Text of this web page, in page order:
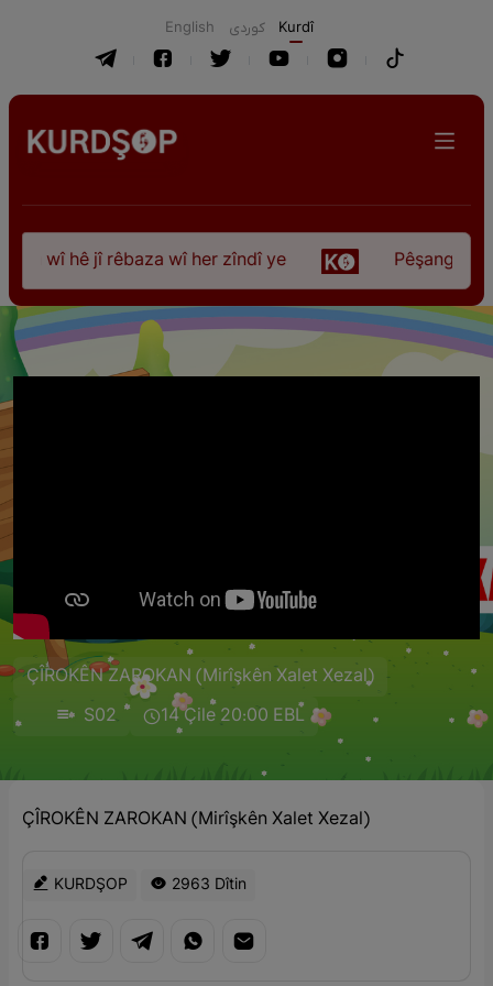
English كوردی Kurdî
wî hê jî rêbaza wî her zîndî ye Pêşangeha
ÇÎROKÊN ZAROKAN (Mirîşkên Xalet Xezal)
S02
14 Çile 20:00 EBL
ÇÎROKÊN ZAROKAN (Mirîşkên Xalet Xezal)
KURDŞOP 2963 Dîtin